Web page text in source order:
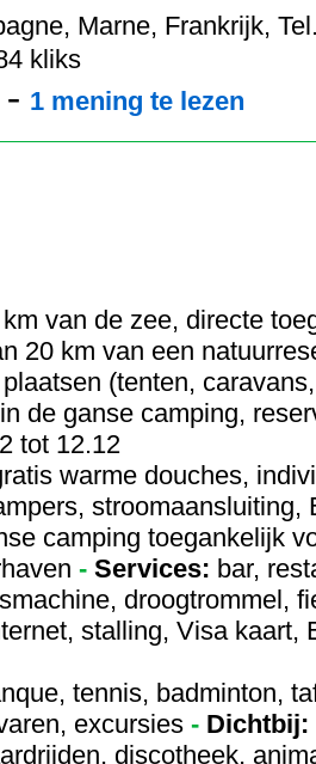
Marne, Frankrijk,
kliks
- 1 mening te lezen
van de zee, directe
20 km van een
(tenten,
de ganse camping,
tot 12.12
warme douches,
camping toegankelijk
- Services: bar,
droogtrommel,
stalling, Visa kaart,
tennis, badminton,
excursies - Dichtbij:
discotheek,